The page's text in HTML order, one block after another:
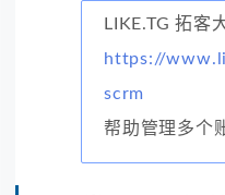
LIKE.TG 拓客
https://
scrm
帮助管理多个